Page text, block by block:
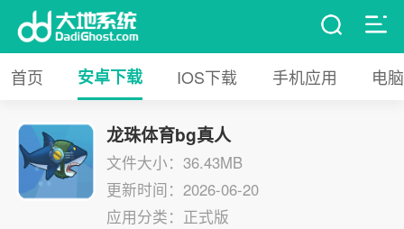
首页 安卓下载 IOS下载 手机应用 电
龙珠体育bg真人
文件大小：36.43MB
更新时间：2026-06-20
应用分类：正式版